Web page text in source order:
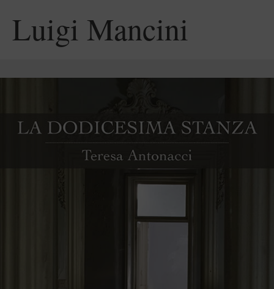
Luigi Mancini